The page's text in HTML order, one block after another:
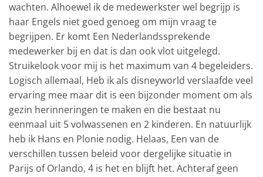
wachten. Alhoewel ik de medewerkster wel begrijp is
haar Engels niet goed genoeg om mijn vraag te
begrijpen. Er komt Een Nederlandssprekende
medewerker bij en dat is dan ook vlot uitgelegd.
Struikelook voor mij is het maximum van 4 begeleiders.
Logisch allemaal, Heb ik als disneyworld verslaafde veel
ervaring mee maar dit is een bijzonder moment om als
gezin herinneringen te maken en die bestaat nu
eenmaal uit 5 volwassenen en 2 kinderen. En natuurlijk
heb ik Hans en Plonie nodig. Helaas, Een van de
verschillen tussen beleid voor dergelijke situatie in
Parijs of Orlando, 4 is het en blijft het. Achteraf geen